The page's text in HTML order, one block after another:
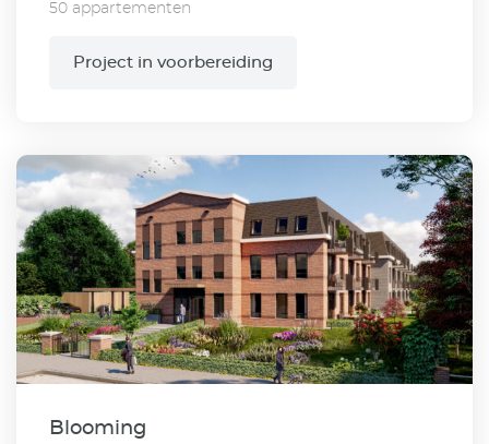
50 appartementen
Project in voorbereiding
Blooming